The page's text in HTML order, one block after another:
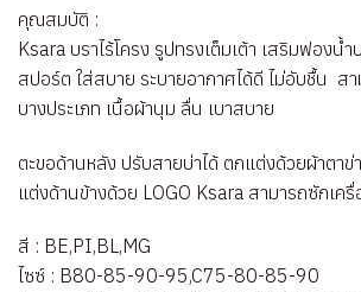
คุณสมบัติ :
Ksara บราไร้โครง รูปทรงเต็มเต้า เสริมฟองน้
สปอร์ต ใส่สบาย ระบายอากาศได้ดี ไม่อับชื้น สา
บางประเภท เนื้อผ้านุม ลื่น เบาสบาย
ตะขอด้านหลัง ปรับสายบ่าได้ ตกแต่งด้วยผ้าตาข่
แต่งด้านข้างด้วย LOGO Ksara สามารถซักเครื่
สี : BE,PI,BL,MG
ไซซ์ : B80-85-90-95,C75-80-85-90